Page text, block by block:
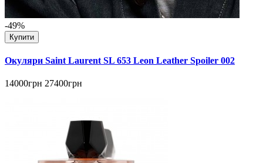
-49%
Купити
Окуляри Saint Laurent SL 653 Leon Leather Spoiler 002
14000грн 27400грн